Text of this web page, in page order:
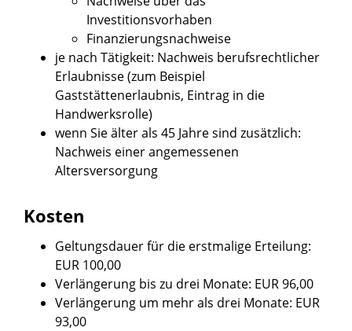
Investitionsvorhaben
Finanzierungsnachweise
je nach Tätigkeit: Nachweis berufsrechtlicher
Erlaubnisse (zum Beispiel
Gaststättenerlaubnis, Eintrag in die
Handwerksrolle)
wenn Sie älter als 45 Jahre sind zusätzlich:
Nachweis einer angemessenen
Altersversorgung
Kosten
Geltungsdauer für die erstmalige Erteilung:
EUR 100,00
Verlängerung bis zu drei Monate: EUR 96,00
Verlängerung um mehr als drei Monate: EUR
93,00